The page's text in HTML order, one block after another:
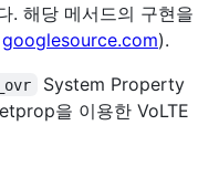
. 해당 메서드의 구현을
googlesource.com).
System Property
을 이용한 VoLTE